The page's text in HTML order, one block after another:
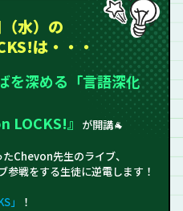
水）の
は・・・
を深める「言語深化
LOCKS!』 が開講🐐
Chevon先生のライブ、
参戦をする生徒に逆電します！
」
！